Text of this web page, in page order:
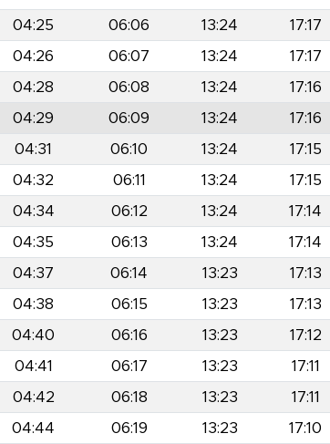
04:25 06:06 13:24 17:17
04:26 06:07 13:24 17:17
04:28 06:08 13:24 17:16
04:29 06:09 13:24 17:16
04:31 06:10 13:24 17:15
04:32 06:11 13:24 17:15
04:34 06:12 13:24 17:14
04:35 06:13 13:24 17:14
04:37 06:14 13:23 17:13
04:38 06:15 13:23 17:13
04:40 06:16 13:23 17:12
04:41 06:17 13:23 17:11
04:42 06:18 13:23 17:11
04:44 06:19 13:23 17:10